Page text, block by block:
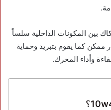
بين المكونات الداخلية سلساً
ممكن كما يقوم بتبريد وحماية
وأداء المحرك.